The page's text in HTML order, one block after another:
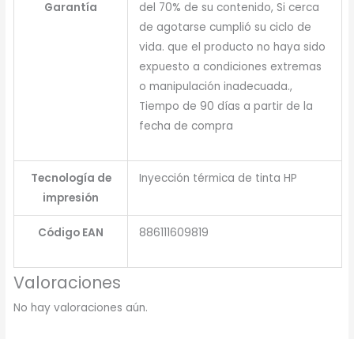
Garantía
del 70% de su contenido, Si cerca
de agotarse cumplió su ciclo de
vida. que el producto no haya sido
expuesto a condiciones extremas
o manipulación inadecuada.,
Tiempo de 90 días a partir de la
fecha de compra
Tecnología de
impresión
Inyección térmica de tinta HP
Código EAN 886111609819
Valoraciones
No hay valoraciones aún.